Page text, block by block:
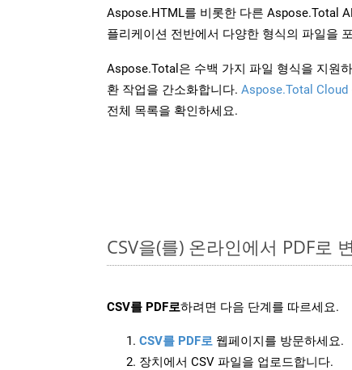
Aspose.HTML를 비롯한 다른 Aspose.Total
플리케이션 전반에서 다양한 형식의 파일을
Aspose.Total은 수백 가지 파일 형식을 지원
환 작업을 간소화합니다. Aspose.Total Cloud
전체 목록을 확인하세요.
CSV을(를) 온라인에서 PDF로
CSV를 PDF로하려면 다음 단계를 따르세요.
CSV를 PDF로 웹페이지를 방문하세요.
장치에서 CSV 파일을 업로드합니다.